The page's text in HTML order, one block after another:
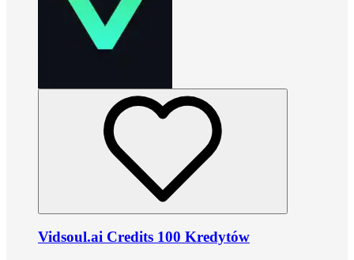
Vidsoul.ai Credits 100 Kredytów